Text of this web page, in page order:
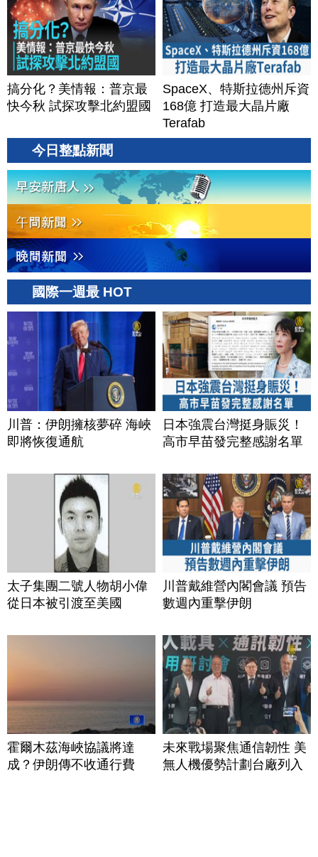
搞分化？美情報：普京最
快今秋 試探攻擊北約盟國
SpaceX、特斯拉德州斥資
168億 打造最大晶片廠
Terafab
今日整點新聞
國際一週最 HOT
川普：伊朗擁核夢碎 海峽
即將恢復通航
日本強震台灣挺身賑災！
高市早苗發完整感謝名單
太子集團二號人物胡小偉
從日本被引渡至美國
川普戴維營內閣會議 預告
數週內重擊伊朗
霍爾木茲海峽協議將達
成？伊朗傳不收通行費
未來戰場聚焦通信韌性 美
無人機優勢計劃台廠列入